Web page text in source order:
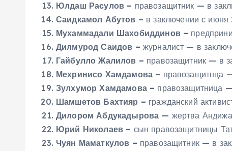
Юлдаш Расулов – правозащитник — в
Саидкамол Абутов – в заключении с июня
Мухаммадали Шахобиддинов –
Дилмурод Саидов – журналист — в
Гайбулло Жалилов – правозащитник — в
Мехринисо Хамдамова – правозащитнца
Зулхумор Хамдамова – правозащитница
Шамшетов Бахтияр – гражданский
Дилором Абдукадырова — жертва
Юрий Николаев – сын правозащитницы
Чуян Маматкулов – правозащитник — в